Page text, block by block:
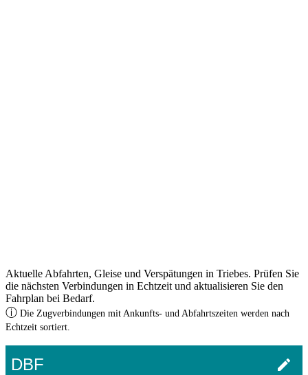
Aktuelle Abfahrten, Gleise und Verspätungen in Triebes. Prüfen Sie
die nächsten Verbindungen in Echtzeit und aktualisieren Sie den
Fahrplan bei Bedarf.
ⓘ Die Zugverbindungen mit Ankunfts- und Abfahrtszeiten werden nach
Echtzeit sortiert.